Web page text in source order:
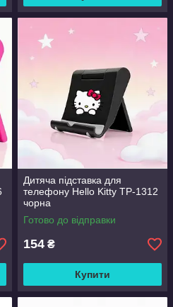
Дитяча підставка для
телефону Hello Kitty TP-1312
чорна
Готово до відправки
154 ₴
Купити